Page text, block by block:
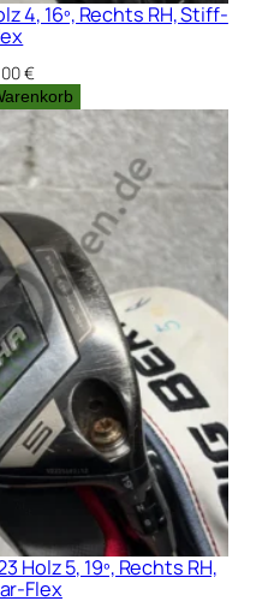
4, 16º, Rechts RH, Stiff-
€
Holz 5, 19º, Rechts RH,
Flex